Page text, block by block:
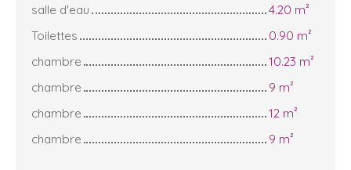
salle d'eau
4.20 m²
Toilettes
0.90 m²
chambre
10.23 m²
chambre
9 m²
chambre
12 m²
chambre
9 m²